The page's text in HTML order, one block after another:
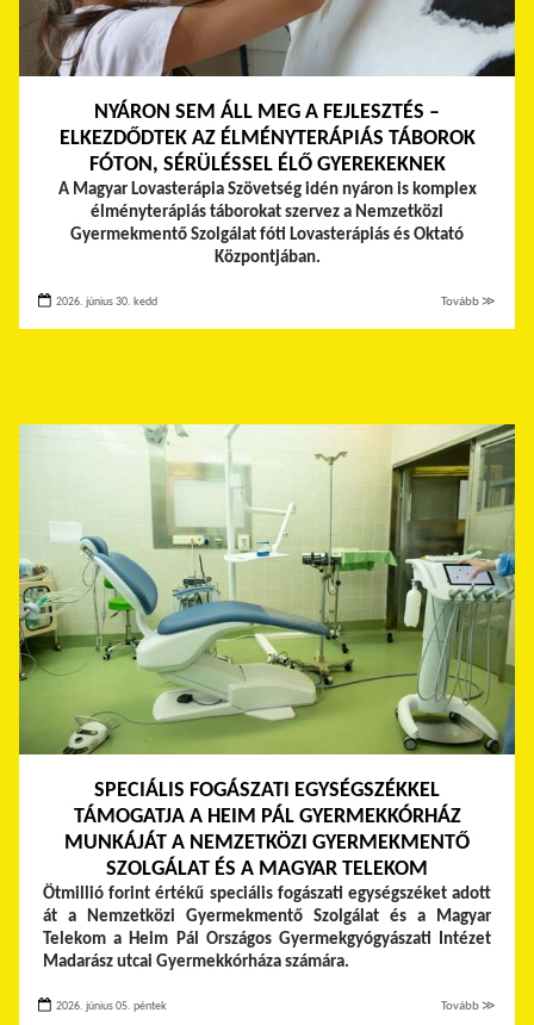
NYÁRON SEM ÁLL MEG A FEJLESZTÉS –
ELKEZDŐDTEK AZ ÉLMÉNYTERÁPIÁS TÁBOROK
FÓTON, SÉRÜLÉSSEL ÉLŐ GYEREKEKNEK
A Magyar Lovasterápia Szövetség idén nyáron is komplex
élményterápiás táborokat szervez a Nemzetközi
Gyermekmentő Szolgálat fóti Lovasterápiás és Oktató
Központjában.
2026. június 30. kedd Tovább ≫
SPECIÁLIS FOGÁSZATI EGYSÉGSZÉKKEL
TÁMOGATJA A HEIM PÁL GYERMEKKÓRHÁZ
MUNKÁJÁT A NEMZETKÖZI GYERMEKMENTŐ
SZOLGÁLAT ÉS A MAGYAR TELEKOM
Ötmillió forint értékű speciális fogászati egységszéket adott
át a Nemzetközi Gyermekmentő Szolgálat és a Magyar
Telekom a Heim Pál Országos Gyermekgyógyászati Intézet
Madarász utcai Gyermekkórháza számára.
2026. június 05. péntek Tovább ≫